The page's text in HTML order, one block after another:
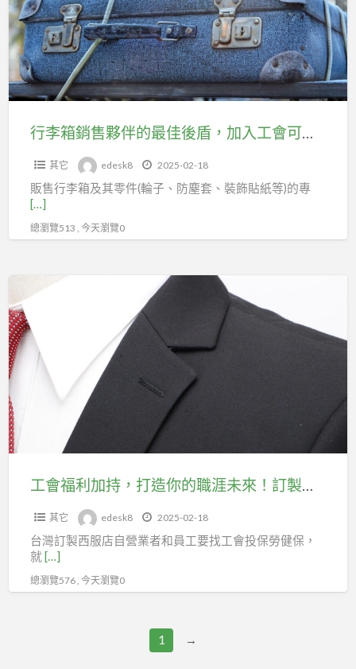
勞
保
年
資，
由
無
售
夥
伴
的
最
盾，
可
穩
定
勞
健
保，
年
資
不
斷，
障
行李箱銷售夥伴的最佳後盾，加入工會可穩定勞健保，年資不中斷，未來有保障
其它 edesk8 2025-02-18
販售行李箱及其零件(輪子、防塵套、裝飾貼紙等)的專
[…]
總瀏覽513 , 今天瀏覽0
會
福
利
加
持，
打
造
你
來！
工會福利加持，打造你的職涯未來！訂製西服店業者的首選投保對象─台北百貨行
其它 edesk8 2025-02-18
台灣訂製西服店自營業者和員工要找工會投保勞健保，
就 […]
總瀏覽576 , 今天瀏覽0
1 →